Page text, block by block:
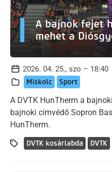
A bajnok fejet
mehet a
2026. 04. 25., szo – 18:40
Miskolc Sport
A DVTK HunTherm a
bajnoki címvédő Sopron
HunTherm.
DVTK kosárlabda DVTK